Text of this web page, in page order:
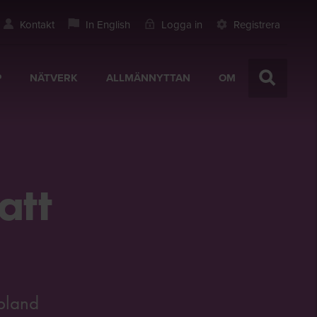
Kontakt In English Logga in Registrera
NÄTVERK ALLMÄNNYTTAN OM